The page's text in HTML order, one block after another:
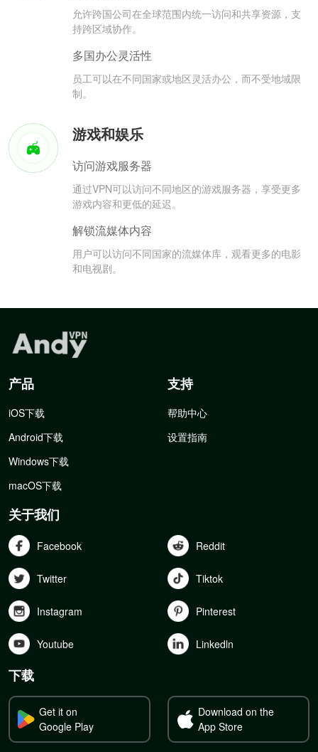
允许跨国公司在全球范围内统一访问和共享资源，支
持跨区域协作。
多国办公灵活性
员工可以在不同国家或地区灵活办公，而不受地域限
制。
游戏和娱乐
访问游戏服务器
通过VPN可以访问不同地区的游戏服务器，享受更多
游戏内容和更低的延迟。
解锁流媒体内容
用户可以访问不同国家的流媒体库，观看更多的电影
和电视剧。
产品
iOS下载
Android下载
Windows下载
macOS下载
支持
帮助中心
设置指南
关于我们
Facebook Reddit
Twitter Tiktok
Instagram Pinterest
Youtube Linkedln
下载
Get it on
Google Play
Download on the
App Store